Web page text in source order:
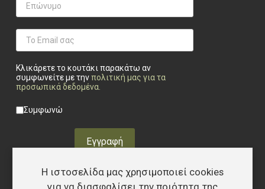
Κλικάρετε το κουτάκι παρακάτω αν
συμφωνείτε με τηνπολιτική μας για τα
προσωπικά δεδομένα.
Privacy checkbox
Συμφωνώ
Εγγραφή
Η ιστοσελίδα μας χρησιμοποιεί cookies
για να διασφαλίσει την ποιότητα της